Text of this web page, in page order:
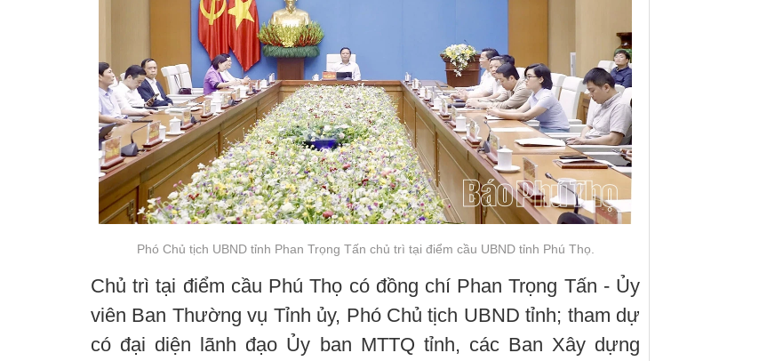
Phó Chủ tịch UBND tỉnh Phan Trọng Tấn chủ trì tại điểm cầu UBND tỉnh Phú Thọ.
Chủ trì tại điểm cầu Phú Thọ có đồng chí Phan Trọng Tấn - Ủy
viên Ban Thường vụ Tỉnh ủy, Phó Chủ tịch UBND tỉnh; tham dự
có đại diện lãnh đạo Ủy ban MTTQ tỉnh, các Ban Xây dựng